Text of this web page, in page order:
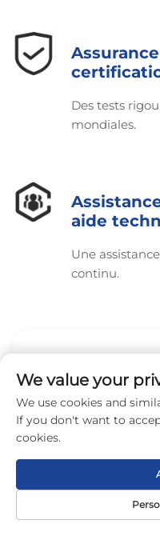
Des tests
mondiales.
aide
Une
continu.
Notre
Page
Produit
We value your
We use cookies and
If you don't want to
cookies.